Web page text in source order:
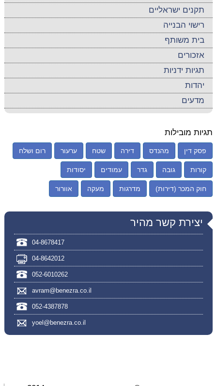
תקנים ישראליים
רישוי הבנייה
בית משותף
אזכורים
תגיות ידניות
יהדות
מדעים
תגיות מובילות
פסק דין מהנדס דירה שטח ערעור רום ושלח
קורות גובה גדר עמודים יסודות
חוק המכר (דירות) מדרגות מעקה אוורור
יצירת קשר מהיר
04-8678417
04-8642012
052-6010262
avram@benezra.co.il
052-4387878
yoel@benezra.co.il